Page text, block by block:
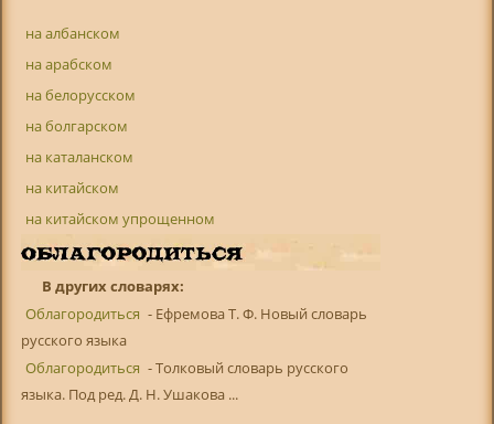
на албанском
на арабском
на белорусском
на болгарском
на каталанском
на китайском
на китайском упрощенном
В других словарях:
Облагородиться - Ефремова Т. Ф. Новый словарь
русского языка
Облагородиться - Толковый словарь русского
языка. Под ред. Д. Н. Ушакова ...